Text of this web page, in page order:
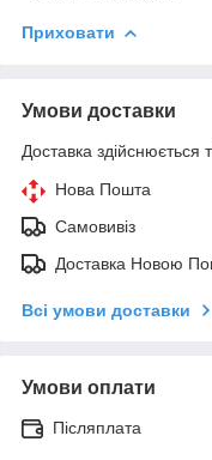
Приховати
Умови доставки
Доставка здійснюється
Нова Пошта
Самовивіз
Доставка Новою
Всі умови доставки
Умови оплати
Післяплата